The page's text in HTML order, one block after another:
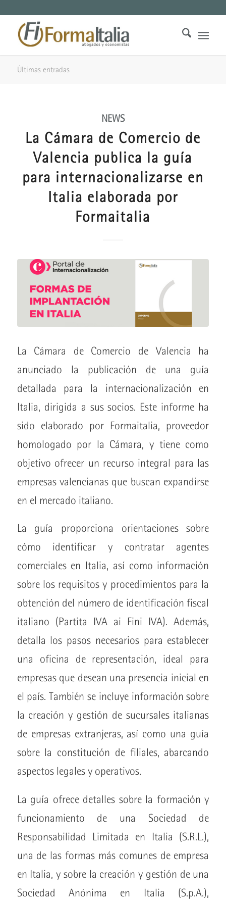
Últimas entradas
NEWS
La Cámara de Comercio de
Valencia publica la guía
para internacionalizarse en
Italia elaborada por
Formaitalia
La Cámara de Comercio de Valencia ha
anunciado la publicación de una guía
detallada para la internacionalización en
Italia, dirigida a sus socios. Este informe ha
sido elaborado por Formaitalia, proveedor
homologado por la Cámara, y tiene como
objetivo ofrecer un recurso integral para las
empresas valencianas que buscan expandirse
en el mercado italiano.
La guía proporciona orientaciones sobre
cómo identificar y contratar agentes
comerciales en Italia, así como información
sobre los requisitos y procedimientos para la
obtención del número de identificación fiscal
italiano (Partita IVA ai Fini IVA). Además,
detalla los pasos necesarios para establecer
una oficina de representación, ideal para
empresas que desean una presencia inicial en
el país. También se incluye información sobre
la creación y gestión de sucursales italianas
de empresas extranjeras, así como una guía
sobre la constitución de filiales, abarcando
aspectos legales y operativos.
La guía ofrece detalles sobre la formación y
funcionamiento de una Sociedad de
Responsabilidad Limitada en Italia (S.R.L.),
una de las formas más comunes de empresa
en Italia, y sobre la creación y gestión de una
Sociedad Anónima en Italia (S.p.A.),